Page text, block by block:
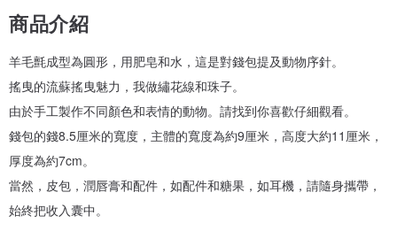
商品介紹
羊毛氈成型為圓形，用肥皂和水，這是對錢包提及動物序針。
搖曳的流蘇搖曳魅力，我做繡花線和珠子。
由於手工製作不同顏色和表情的動物。請找到你喜歡仔細觀看。
錢包的錢8.5厘米的寬度，主體的寬度為約9厘米，高度大約11厘米，
厚度為約7cm。
當然，皮包，潤唇膏和配件，如配件和糖果，如耳機，請隨身攜帶，
始終把收入囊中。